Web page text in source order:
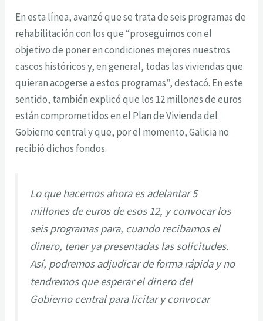
En esta línea, avanzó que se trata de seis programas de
rehabilitación con los que “proseguimos con el
objetivo de poner en condiciones mejores nuestros
cascos históricos y, en general, todas las viviendas que
quieran acogerse a estos programas”, destacó. En este
sentido, también explicó que los 12 millones de euros
están comprometidos en el Plan de Vivienda del
Gobierno central y que, por el momento, Galicia no
recibió dichos fondos.
Lo que hacemos ahora es adelantar 5
millones de euros de esos 12, y convocar los
seis programas para, cuando recibamos el
dinero, tener ya presentadas las solicitudes.
Así, podremos adjudicar de forma rápida y no
tendremos que esperar el dinero del
Gobierno central para licitar y convocar